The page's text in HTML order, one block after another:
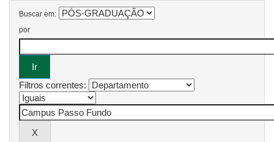
Buscar em:
por
Filtros correntes: